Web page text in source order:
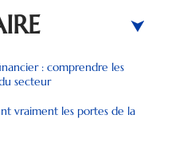
: comprendre les
secteur
vraiment les portes de la